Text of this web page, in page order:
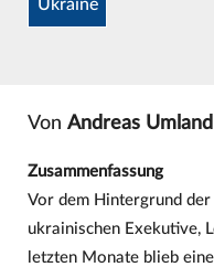
Ukraine
Von Andreas Umland
Zusammenfassung
Vor dem Hintergrund
ukrainischen Exekutive,
letzten Monate blieb